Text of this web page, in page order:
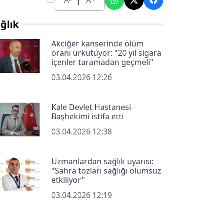
Akciğer kanserinde ölüm
oranı ürkütüyor: "20 yıl sigara
içenler taramadan geçmeli"
03.04.2026 12:26
Kale Devlet Hastanesi
Başhekimi istifa etti
03.04.2026 12:38
Uzmanlardan sağlık uyarısı:
"Sahra tozları sağlığı olumsuz
etkiliyor"
03.04.2026 12:19